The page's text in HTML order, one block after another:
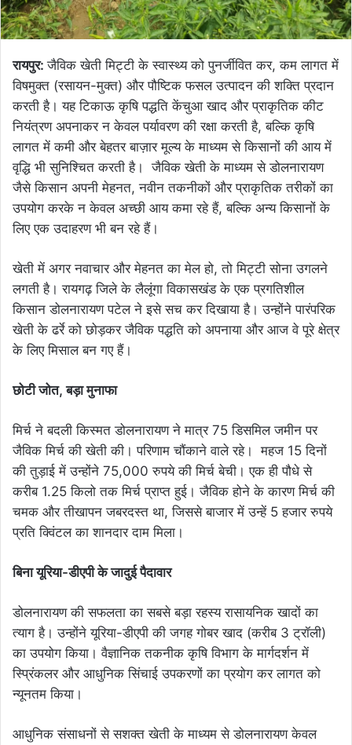
रायपुर:जैविक खेती मिट्टी के स्वास्थ्य को पुनर्जीवित कर, कम लागत में
विषमुक्त (रसायन-मुक्त) और पौष्टिक फसल उत्पादन की शक्ति प्रदान
करती है। यह टिकाऊ कृषि पद्धति केंचुआ खाद और प्राकृतिक कीट
नियंत्रण अपनाकर न केवल पर्यावरण की रक्षा करती है, बल्कि कृषि
लागत में कमी और बेहतर बाज़ार मूल्य के माध्यम से किसानों की आय में
वृद्धि भी सुनिश्चित करती है। जैविक खेती के माध्यम से डोलनारायण
जैसे किसान अपनी मेहनत, नवीन तकनीकों और प्राकृतिक तरीकों का
उपयोग करके न केवल अच्छी आय कमा रहे हैं, बल्कि अन्य किसानों के
लिए एक उदाहरण भी बन रहे हैं।
खेती में अगर नवाचार और मेहनत का मेल हो, तो मिट्टी सोना उगलने
लगती है। रायगढ़ जिले के लैलूंगा विकासखंड के एक प्रगतिशील
किसान डोलनारायण पटेल ने इसे सच कर दिखाया है। उन्होंने पारंपरिक
खेती के ढर्रे को छोड़कर जैविक पद्धति को अपनाया और आज वे पूरे क्षेत्र
के लिए मिसाल बन गए हैं।
छोटी जोत, बड़ा मुनाफा
मिर्च ने बदली किस्मत डोलनारायण ने मात्र 75 डिसमिल जमीन पर
जैविक मिर्च की खेती की। परिणाम चौंकाने वाले रहे। महज 15 दिनों
की तुड़ाई में उन्होंने 75,000 रुपये की मिर्च बेची। एक ही पौधे से
करीब 1.25 किलो तक मिर्च प्राप्त हुई। जैविक होने के कारण मिर्च की
चमक और तीखापन जबरदस्त था, जिससे बाजार में उन्हें 5 हजार रुपये
प्रति क्विंटल का शानदार दाम मिला।
बिना यूरिया-डीएपी के जादुई पैदावार
डोलनारायण की सफलता का सबसे बड़ा रहस्य रासायनिक खादों का
त्याग है। उन्होंने यूरिया-डीएपी की जगह गोबर खाद (करीब 3 ट्रॉली)
का उपयोग किया। वैज्ञानिक तकनीक कृषि विभाग के मार्गदर्शन में
स्प्रिंकलर और आधुनिक सिंचाई उपकरणों का प्रयोग कर लागत को
न्यूनतम किया।
आधुनिक संसाधनों से सशक्त खेती के माध्यम से डोलनारायण केवल